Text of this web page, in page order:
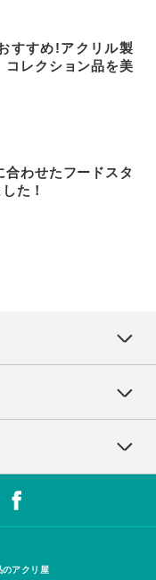
すすめ!アクリル製
コレクション品を美
合わせたフードスタ
た！
のアクリ屋